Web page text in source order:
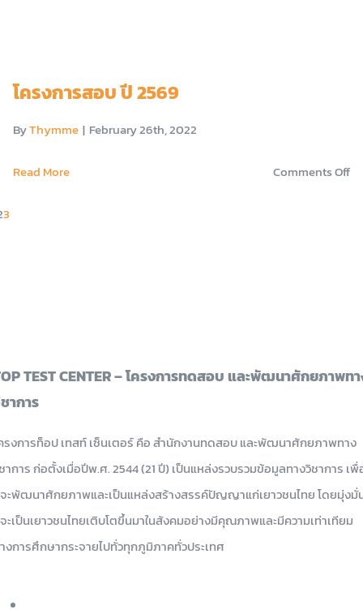
โครงการสอบ ปี 2569
ByThymme | February 26th, 2022
Read More Comments Offon
3
TEST CENTER – โครงการทดสอบ และพัฒนาศักยภาพท
าการ
รงการท็อป เทสท์ เซ็นเตอร์ คือ สำนักงานทดสอบ และพัฒนาศักยภาพทาง
าการ ก่อตั้งเมื่อปีพ.ศ. 2544 (21 ปี) เป็นแหล่งรวบรวมข้อมูลทางวิชาการ เพื่
ะพัฒนาศักยภาพและเป็นแหล่งสร้างสรรค์ปัญญาแก่เยาวชนไทย โดยมุ่งมั่
ะเป็นเยาวชนไทยเติบโตขึ้นมาในสังคมอย่างมีคุณภาพและมีความเท่าเทียม
งการศึกษากระจายไปทั่วทุกภูมิภาคทั่วประเทศ